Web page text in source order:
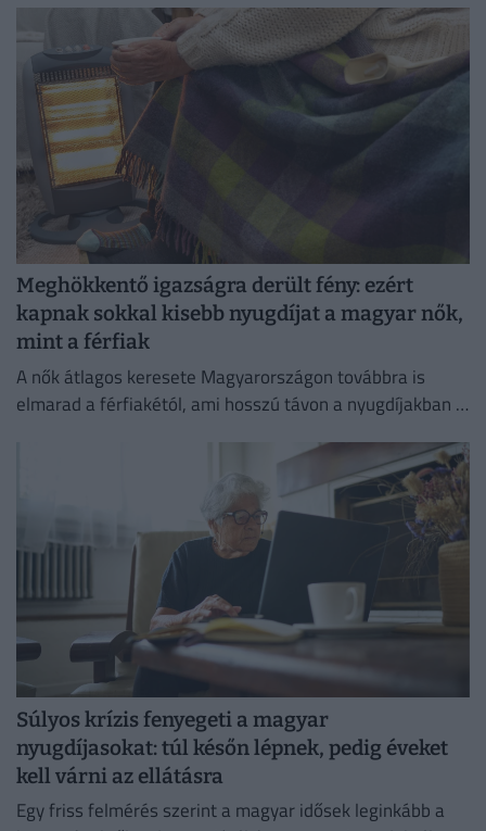
összegét is befolyásolhatja.
Meghökkentő igazságra derült fény: ezért
kapnak sokkal kisebb nyugdíjat a magyar nők,
mint a férfiak
A nők átlagos keresete Magyarországon továbbra is
elmarad a férfiakétól, ami hosszú távon a nyugdíjakban is
Súlyos krízis fenyegeti a magyar
nyugdíjasokat: túl későn lépnek, pedig éveket
kell várni az ellátásra
Egy friss felmérés szerint a magyar idősek leginkább a